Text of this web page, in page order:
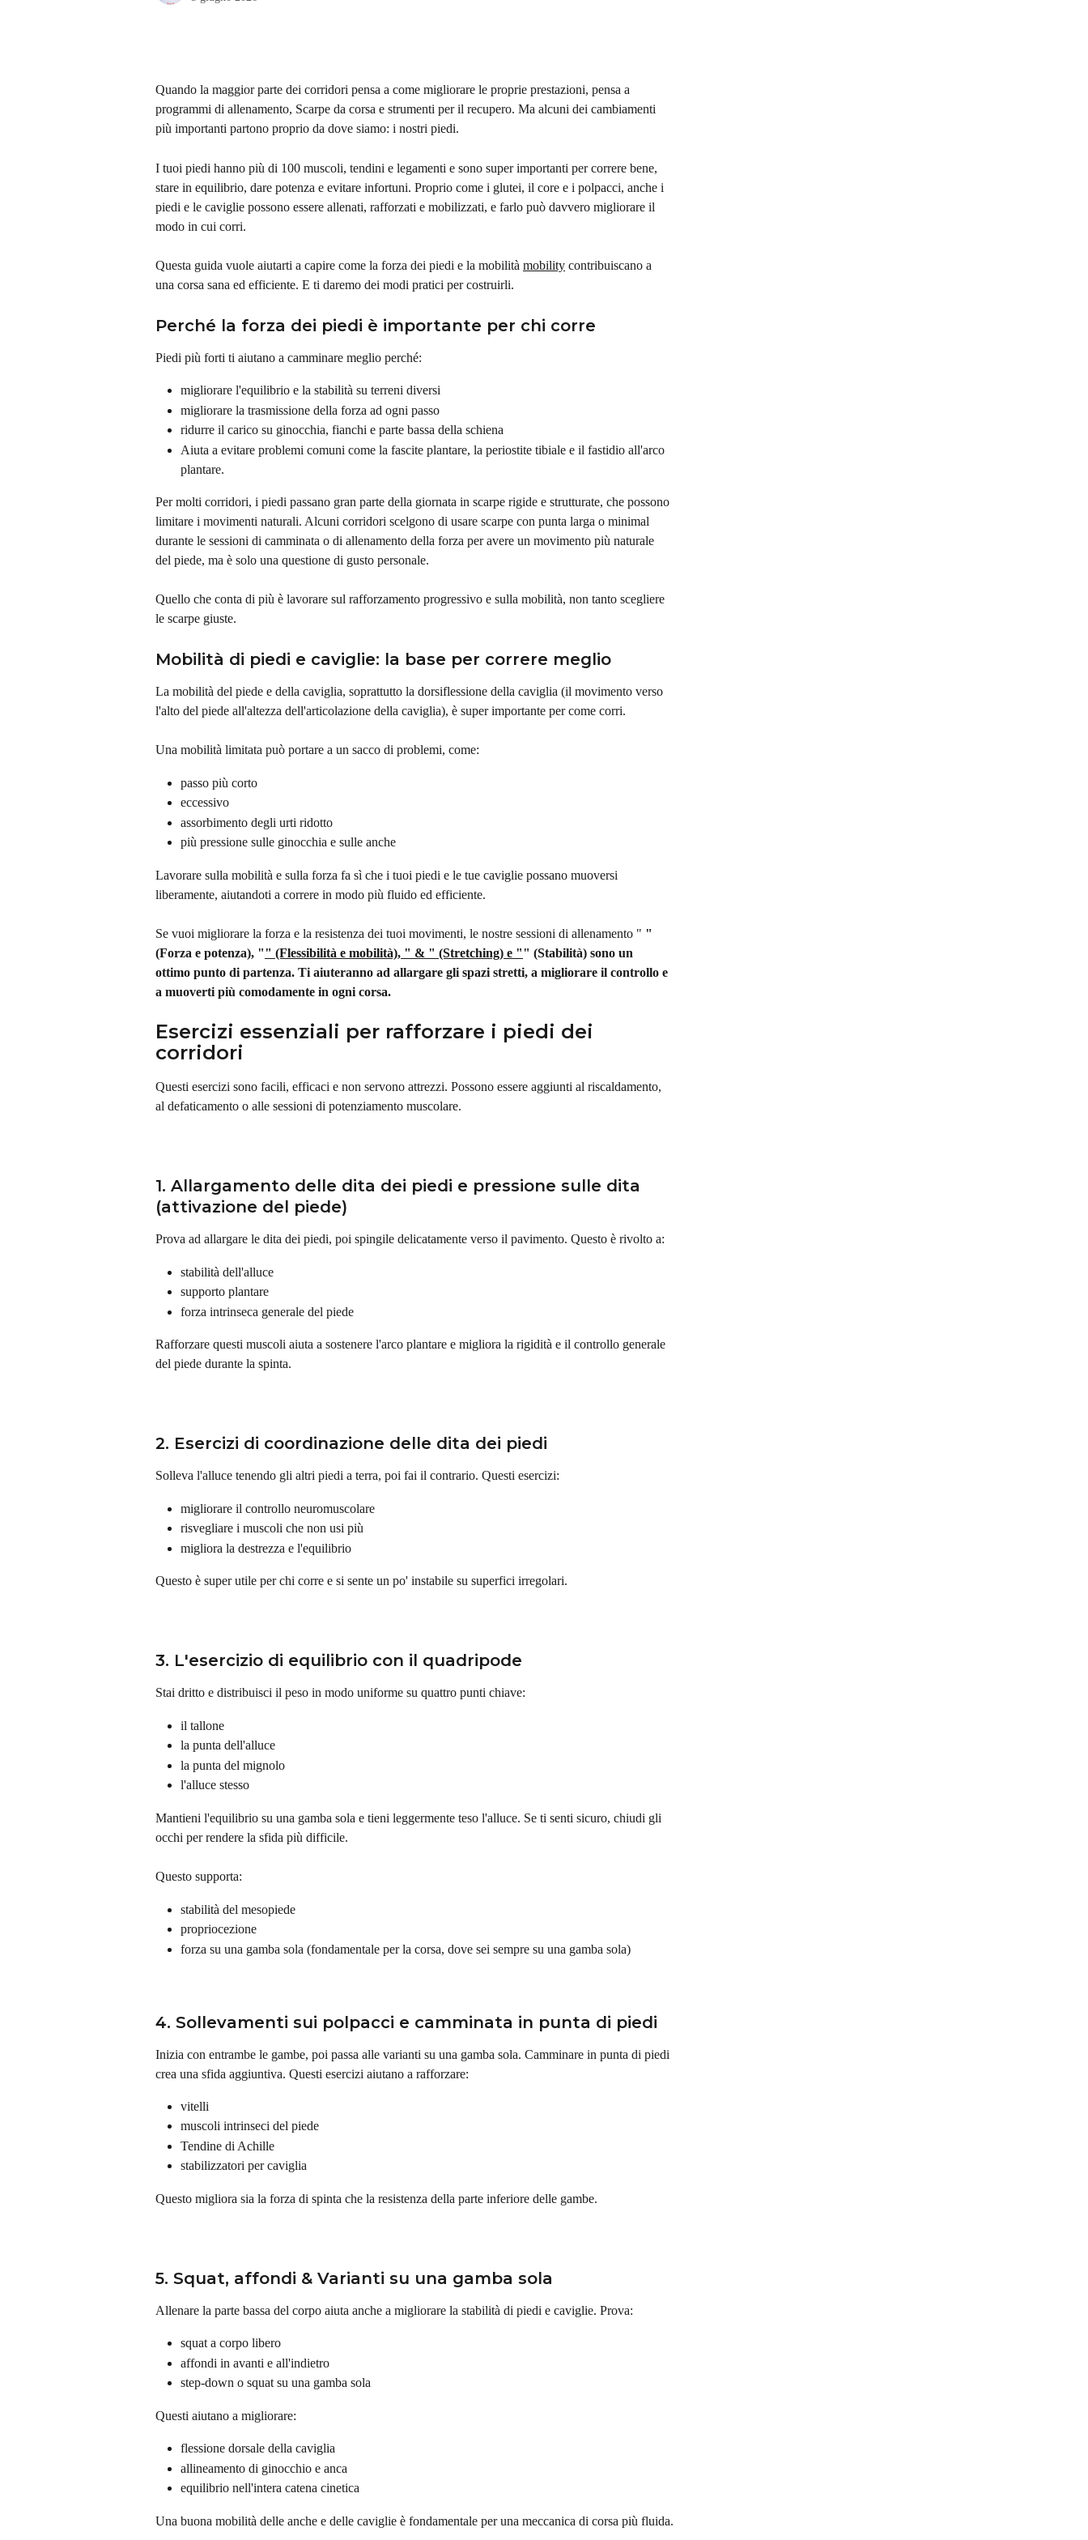
Quando la maggior parte dei corridori pensa a come migliorare le proprie prestazioni, pensa a
programmi di allenamento, Scarpe da corsa e strumenti per il recupero. Ma alcuni dei cambiamenti
più importanti partono proprio da dove siamo: i nostri piedi.
I tuoi piedi hanno più di 100 muscoli, tendini e legamenti e sono super importanti per correre bene,
stare in equilibrio, dare potenza e evitare infortuni. Proprio come i glutei, il core e i polpacci, anche i
piedi e le caviglie possono essere allenati, rafforzati e mobilizzati, e farlo può davvero migliorare il
modo in cui corri.
Questa guida vuole aiutarti a capire come la forza dei piedi e la mobilità mobility contribuiscano a
una corsa sana ed efficiente. E ti daremo dei modi pratici per costruirli.
Perché la forza dei piedi è importante per chi corre
Piedi più forti ti aiutano a camminare meglio perché:
migliorare l'equilibrio e la stabilità su terreni diversi
migliorare la trasmissione della forza ad ogni passo
ridurre il carico su ginocchia, fianchi e parte bassa della schiena
Aiuta a evitare problemi comuni come la fascite plantare, la periostite tibiale e il fastidio all'arco
plantare.
Per molti corridori, i piedi passano gran parte della giornata in scarpe rigide e strutturate, che possono
limitare i movimenti naturali. Alcuni corridori scelgono di usare scarpe con punta larga o minimal
durante le sessioni di camminata o di allenamento della forza per avere un movimento più naturale
del piede, ma è solo una questione di gusto personale.
Quello che conta di più è lavorare sul rafforzamento progressivo e sulla mobilità, non tanto scegliere
le scarpe giuste.
Mobilità di piedi e caviglie: la base per correre meglio
La mobilità del piede e della caviglia, soprattutto la dorsiflessione della caviglia (il movimento verso
l'alto del piede all'altezza dell'articolazione della caviglia), è super importante per come corri.
Una mobilità limitata può portare a un sacco di problemi, come:
passo più corto
eccessivo
assorbimento degli urti ridotto
più pressione sulle ginocchia e sulle anche
Lavorare sulla mobilità e sulla forza fa sì che i tuoi piedi e le tue caviglie possano muoversi
liberamente, aiutandoti a correre in modo più fluido ed efficiente.
Se vuoi migliorare la forza e la resistenza dei tuoi movimenti, le nostre sessioni di allenamento " "
(Forza e potenza), "" (Flessibilità e mobilità), " & " (Stretching) e "" (Stabilità) sono un
ottimo punto di partenza. Ti aiuteranno ad allargare gli spazi stretti, a migliorare il controllo e
a muoverti più comodamente in ogni corsa.
Esercizi essenziali per rafforzare i piedi dei
corridori
Questi esercizi sono facili, efficaci e non servono attrezzi. Possono essere aggiunti al riscaldamento,
al defaticamento o alle sessioni di potenziamento muscolare.
1. Allargamento delle dita dei piedi e pressione sulle dita
(attivazione del piede)
Prova ad allargare le dita dei piedi, poi spingile delicatamente verso il pavimento. Questo è rivolto a:
stabilità dell'alluce
supporto plantare
forza intrinseca generale del piede
Rafforzare questi muscoli aiuta a sostenere l'arco plantare e migliora la rigidità e il controllo generale
del piede durante la spinta.
2. Esercizi di coordinazione delle dita dei piedi
Solleva l'alluce tenendo gli altri piedi a terra, poi fai il contrario. Questi esercizi:
migliorare il controllo neuromuscolare
risvegliare i muscoli che non usi più
migliora la destrezza e l'equilibrio
Questo è super utile per chi corre e si sente un po' instabile su superfici irregolari.
3. L'esercizio di equilibrio con il quadripode
Stai dritto e distribuisci il peso in modo uniforme su quattro punti chiave:
il tallone
la punta dell'alluce
la punta del mignolo
l'alluce stesso
Mantieni l'equilibrio su una gamba sola e tieni leggermente teso l'alluce. Se ti senti sicuro, chiudi gli
occhi per rendere la sfida più difficile.
Questo supporta:
stabilità del mesopiede
propriocezione
forza su una gamba sola (fondamentale per la corsa, dove sei sempre su una gamba sola)
4. Sollevamenti sui polpacci e camminata in punta di piedi
Inizia con entrambe le gambe, poi passa alle varianti su una gamba sola. Camminare in punta di piedi
crea una sfida aggiuntiva. Questi esercizi aiutano a rafforzare:
vitelli
muscoli intrinseci del piede
Tendine di Achille
stabilizzatori per caviglia
Questo migliora sia la forza di spinta che la resistenza della parte inferiore delle gambe.
5. Squat, affondi & Varianti su una gamba sola
Allenare la parte bassa del corpo aiuta anche a migliorare la stabilità di piedi e caviglie. Prova:
squat a corpo libero
affondi in avanti e all'indietro
step-down o squat su una gamba sola
Questi aiutano a migliorare:
flessione dorsale della caviglia
allineamento di ginocchio e anca
equilibrio nell'intera catena cinetica
Una buona mobilità delle anche e delle caviglie è fondamentale per una meccanica di corsa più fluida.